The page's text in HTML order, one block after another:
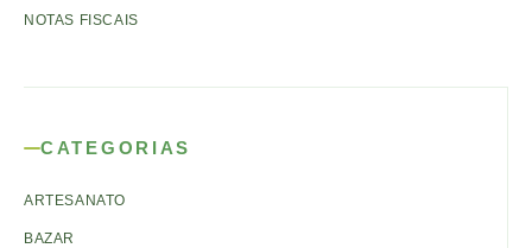
NOTAS FISCAIS
CATEGORIAS
ARTESANATO
BAZAR